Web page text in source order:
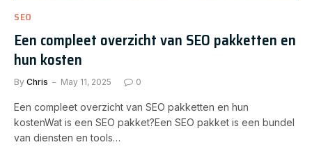
SEO
Een compleet overzicht van SEO pakketten en
hun kosten
By Chris May 11, 2025 0
Een compleet overzicht van SEO pakketten en hun
kostenWat is een SEO pakket?Een SEO pakket is een bundel
van diensten en tools…